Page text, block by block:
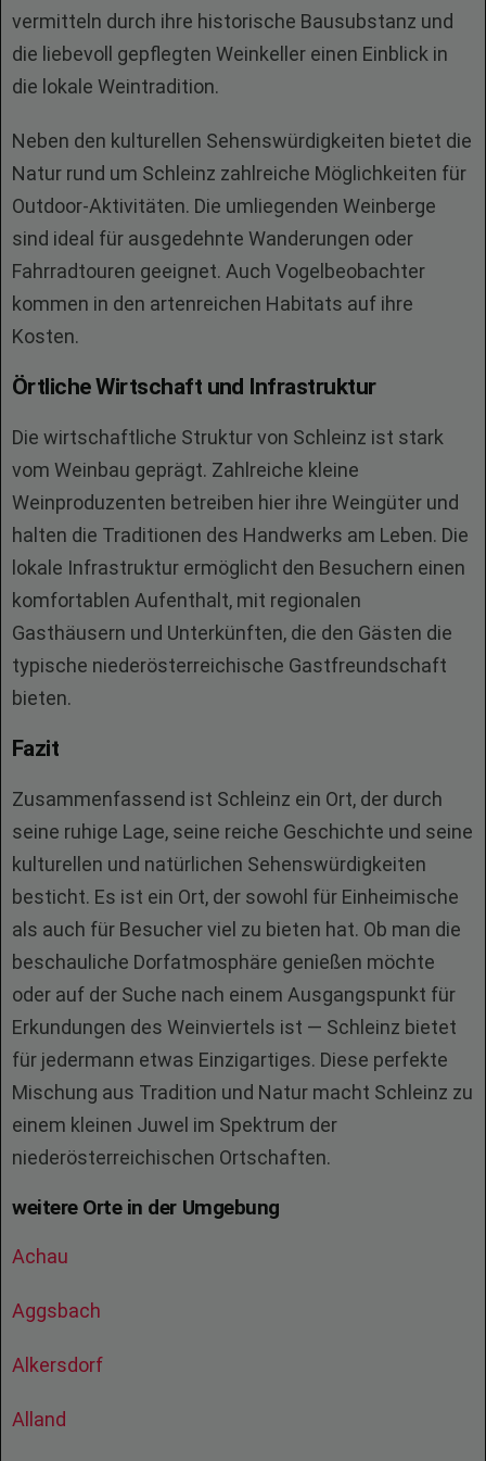
vermitteln durch ihre historische Bausubstanz und
die liebevoll gepflegten Weinkeller einen Einblick in
die lokale Weintradition.
Neben den kulturellen Sehenswürdigkeiten bietet die
Natur rund um Schleinz zahlreiche Möglichkeiten für
Outdoor-Aktivitäten. Die umliegenden Weinberge
sind ideal für ausgedehnte Wanderungen oder
Fahrradtouren geeignet. Auch Vogelbeobachter
kommen in den artenreichen Habitats auf ihre
Kosten.
Örtliche Wirtschaft und Infrastruktur
Die wirtschaftliche Struktur von Schleinz ist stark
vom Weinbau geprägt. Zahlreiche kleine
Weinproduzenten betreiben hier ihre Weingüter und
halten die Traditionen des Handwerks am Leben. Die
lokale Infrastruktur ermöglicht den Besuchern einen
komfortablen Aufenthalt, mit regionalen
Gasthäusern und Unterkünften, die den Gästen die
typische niederösterreichische Gastfreundschaft
bieten.
Fazit
Zusammenfassend ist Schleinz ein Ort, der durch
seine ruhige Lage, seine reiche Geschichte und seine
kulturellen und natürlichen Sehenswürdigkeiten
besticht. Es ist ein Ort, der sowohl für Einheimische
als auch für Besucher viel zu bieten hat. Ob man die
beschauliche Dorfatmosphäre genießen möchte
oder auf der Suche nach einem Ausgangspunkt für
Erkundungen des Weinviertels ist — Schleinz bietet
für jedermann etwas Einzigartiges. Diese perfekte
Mischung aus Tradition und Natur macht Schleinz zu
einem kleinen Juwel im Spektrum der
niederösterreichischen Ortschaften.
weitere Orte in der Umgebung
Achau
Aggsbach
Alkersdorf
Alland